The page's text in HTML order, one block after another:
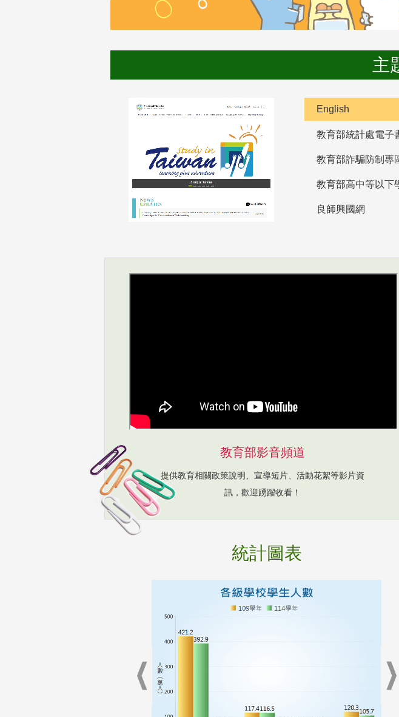
主
English
教育部統計處電子
教育部詐騙防制專
良師興國網
教育部影音頻道
提供教育相關政策說明、宣導短片、活動花絮等影片資
訊，歡迎踴躍收看！
統計圖表